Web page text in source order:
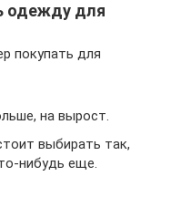
одежду для
покупать для
на вырост.
выбирать так,
нибудь еще.